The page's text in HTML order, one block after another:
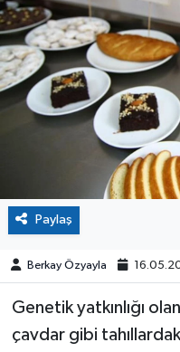
Paylaş
Berkay Özyayla
Genetik yatkınlığı
çavdar gibi